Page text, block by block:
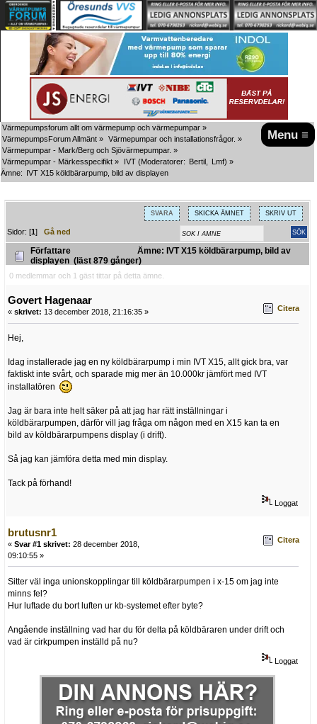
Menu ≡
Värmepumpsforum allt om värmepump och värmepumpar »
VärmepumpsForum Allmänt » Värmepumpar och installationsfrågor. »
Värmepumpar - Mark/Berg och Sjövärmepumpar. »
Värmepumpar - Märkesspecifikt » IVT (Moderatorer: Bertil Lmf) »
Ämne: IVT X15 köldbärarpump, bild av displayen
SVARA SKICKA ÄMNET SKRIV UT
Sidor: [1]Gå ned
Författare
Ämne: IVT X15 köldbärarpump, bild av
displayen (läst 879 gånger)
0 medlemmar och 1 gäst tittar på detta ämne.
Govert Hagenaar
« skrivet: 13 december 2018, 21:16:35 » Citera
Hej,
Idag installerade jag en ny köldbärarpump i min IVT X15, allt gick bra, var
faktiskt inte svårt, och sparade mig mer än 10.000kr jämfört med IVT
installatören
Jag är bara inte helt säker på att jag har rätt inställningar i
köldbärarpumpen, därför vill jag fråga om någon med en X15 kan ta en
bild av köldbärarpumpens display (i drift).
Så jag kan jämföra detta med min display.
Tack på förhand!
Loggat
brutusnr1
« Svar #1 skrivet: 28 december 2018,
09:10:55 »
Citera
Sitter väl inga unionskopplingar till köldbärarpumpen i x-15 om jag inte
minns fel?
Hur luftade du bort luften ur kb-systemet efter byte?
Angående inställning vad har du för delta på köldbäraren under drift och
vad är cirkpumpen inställd på nu?
Loggat